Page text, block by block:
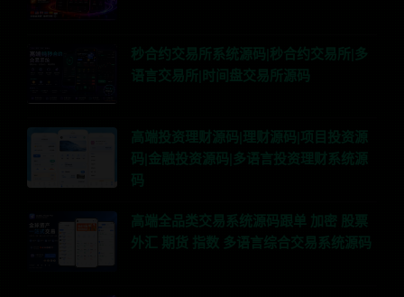
秒合约交易所系统源码|秒合约交易所|多
语言交易所|时间盘交易所源码
高端投资理财源码|理财源码|项目投资源
码|金融投资源码|多语言投资理财系统源
码
高端全品类交易系统源码跟单 加密 股票
外汇 期货 指数 多语言综合交易系统源码